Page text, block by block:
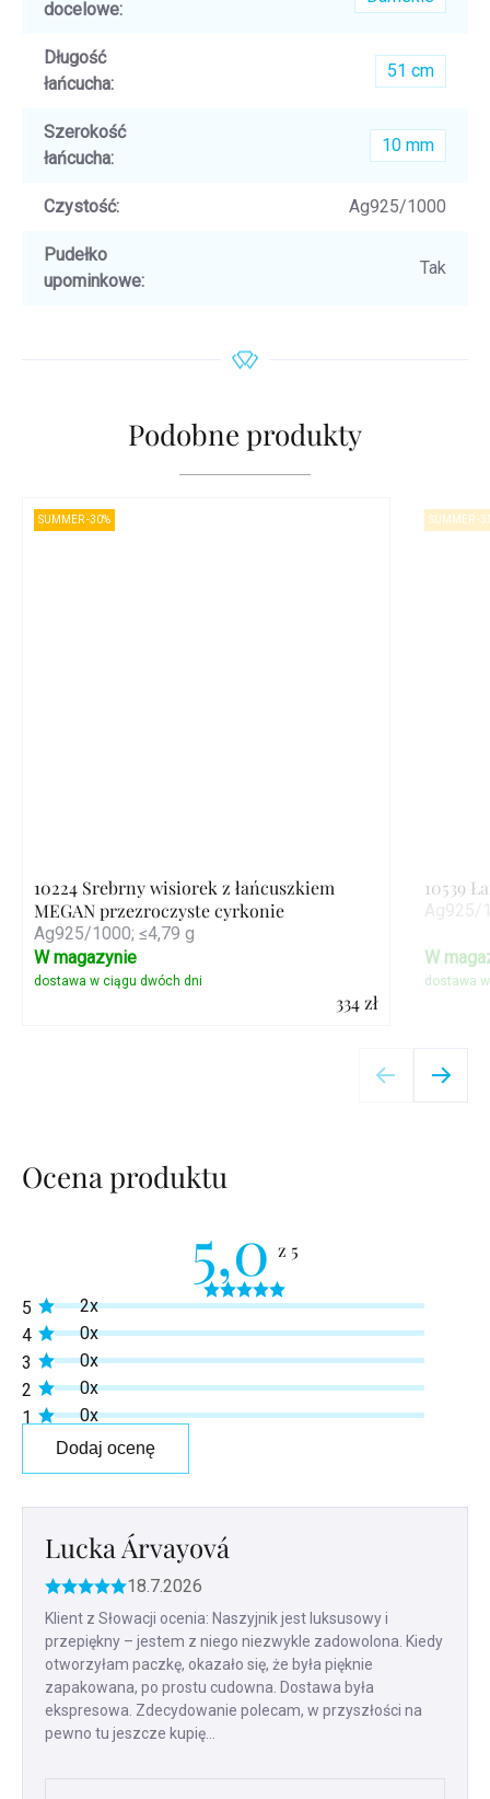
docelowe:
Długość
łańcucha:
51 cm
Szerokość
łańcucha:
10 mm
Czystość: Ag925/1000
Pudełko
upominkowe:
Tak
Podobne produkty
SUMMER -30%
10224 Srebrny wisiorek z łańcuszkiem
MEGAN przezroczyste cyrkonie
Ag925/1000; ≤4,79 g
334 zł
W magazynie
SUMMER -
10539
W
Ocena produktu
5,0
Średnia
ocena
produktu
5,0
na
gwiazdek.
5
2x
4
0x
3
0x
2
0x
1
0x
Dodaj ocenę
Lucka Árvayová
Ocena
produktu
to
5
5
gwiazdek.
18.7.2026
Klient z Słowacji ocenia: Naszyjnik jest luksusowy i
przepiękny – jestem z niego niezwykle zadowolona. Kiedy
otworzyłam paczkę, okazało się, że była pięknie
zapakowana, po prostu cudowna. Dostawa była
ekspresowa. Zdecydowanie polecam, w przyszłości na
pewno tu jeszcze kupię...